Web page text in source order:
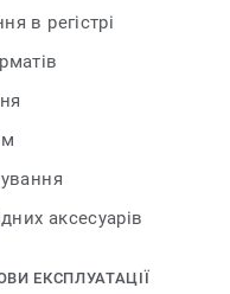
у дизайні і
мрії. Колекція
в регістрі – це
і зовнішній вигляд
в регістрі
аксесуарів
ЕКСПЛУАТАЦІЇ